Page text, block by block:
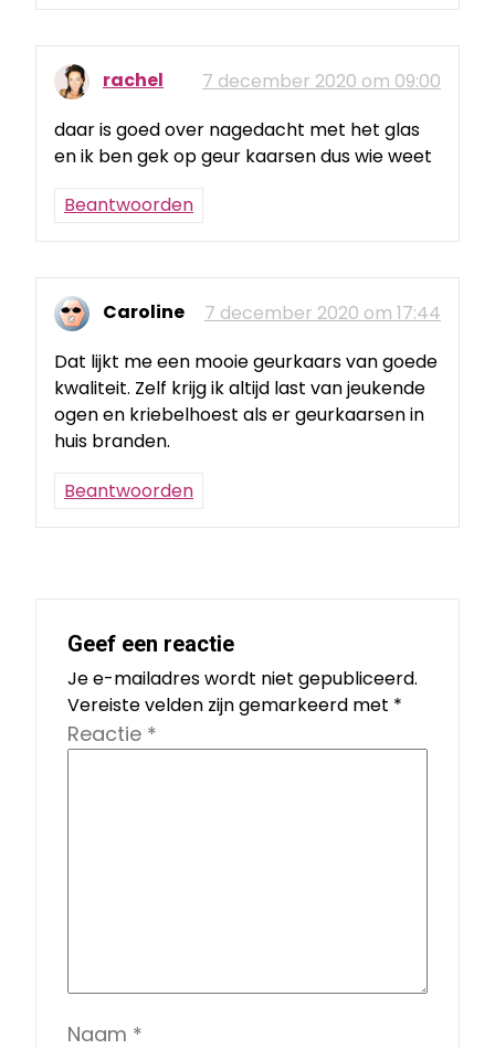
rachel
7 december 2020 om 09:00
daar is goed over nagedacht met het glas
en ik ben gek op geur kaarsen dus wie weet
Beantwoorden
Caroline
7 december 2020 om 17:44
Dat lijkt me een mooie geurkaars van goede
kwaliteit. Zelf krijg ik altijd last van jeukende
ogen en kriebelhoest als er geurkaarsen in
huis branden.
Beantwoorden
Geef een reactie
Je e-mailadres wordt niet gepubliceerd.
Vereiste velden zijn gemarkeerd met *
Reactie *
Naam *